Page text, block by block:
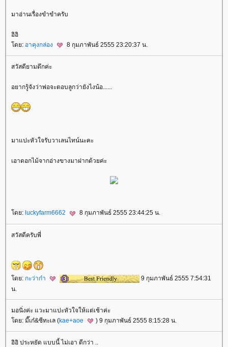
มาอ่านเรื่องขำขำครับ
อิอิ
ดย: อาคุงกล่อง 8 กุมภาพันธ์ 2555 23:20:37 น.
สวัสดียามดึกค่ะ
อยากรู้จังว่าพ่อจะตอบลูกว่ายังไงน้อ......
มาแปะหัวใจรับวาเลนไทน์นะคะ
เอาดอกไม้จากอ่างขางมาฝากด้วยค่ะ
ดย: luckyfarm6662 8 กุมภาพันธ์ 2555 23:44:25 น.
สวัสดีครับพี่
ดย: กะว่าก๋า
9 กุมภาพันธ์ 2555 7:54:31
น.
มอนิ่งค่ะ แวะมาแปะหัวใจให้แต่เช้าค่ะ
ดย: มี๊เก๋&ซีทะเล (kae+aoe ) 9 กุมภาพันธ์ 2555 8:15:28 น.
อิอิ ประหยัด แบบนี้ ไม่เอา ดีกว่า ..